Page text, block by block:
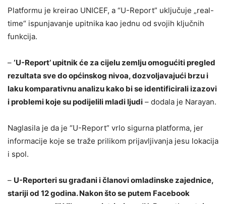
Platformu je kreirao UNICEF, a “U-Report” uključuje „real-
time“ ispunjavanje upitnika kao jednu od svojih ključnih
funkcija.
– ‘U-Report’ upitnik će za cijelu zemlju omogućiti pregled
rezultata sve do općinskog nivoa, dozvoljavajući brzu i
laku komparativnu analizu kako bi se identificirali izazovi
i problemi koje su podijelili mladi ljudi – dodala je Narayan.
Naglasila je da je “U-Report” vrlo sigurna platforma, jer
informacije koje se traže prilikom prijavljivanja jesu lokacija
i spol.
– U-Reporteri su građani i članovi omladinske zajednice,
stariji od 12 godina. Nakon što se putem Facebook